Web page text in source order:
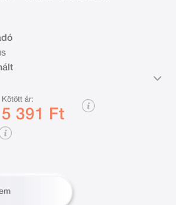
Kötött ár:
5 391 Ft